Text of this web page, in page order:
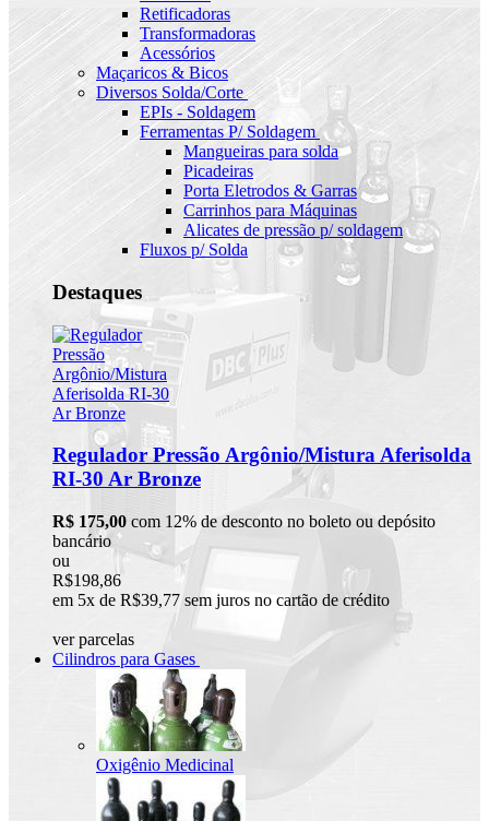
Retificadoras
Transformadoras
Acessórios
Maçaricos & Bicos
Diversos Solda/Corte
EPIs - Soldagem
Ferramentas P/ Soldagem
Mangueiras para solda
Picadeiras
Porta Eletrodos & Garras
Carrinhos para Máquinas
Alicates de pressão p/ soldagem
Fluxos p/ Solda
Destaques
Regulador Pressão Argônio/Mistura Aferisolda
RI-30 Ar Bronze
R$ 175,00 com 12% de desconto no boleto ou depósito
bancário
ou
R$198,86
em 5x de R$39,77 sem juros no cartão de crédito
ver parcelas
Cilindros para Gases
Oxigênio Medicinal